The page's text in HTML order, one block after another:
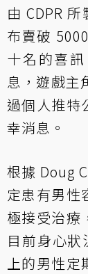
由 CDPR
布賣破
十名的喜
息，遊戲主
過個人推特
幸消息。
根據 Doug
定患有男性
極接受治療
目前身心
上的男性定